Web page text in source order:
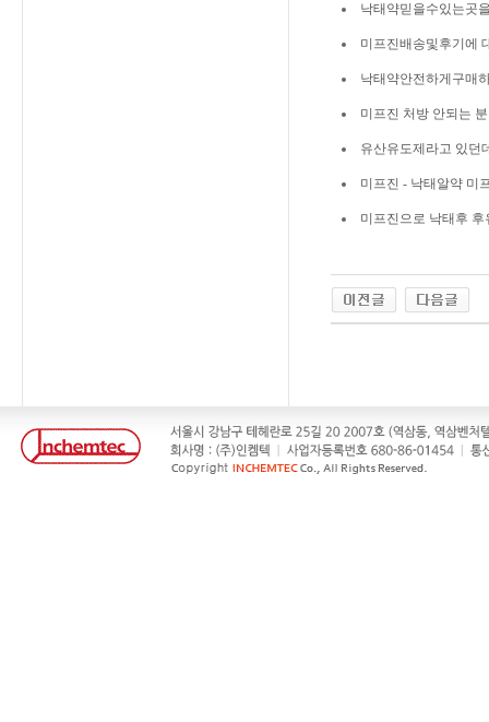
낙태약믿을수있는곳
미프진배송및후기에
낙태약안전하게구매
미프진 처방 안되는
유산유도제라고 있던
미프진 - 낙태알약 미
미프진으로 낙태후 후